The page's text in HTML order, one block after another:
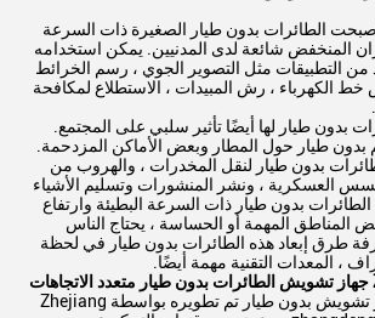
الطائرات بدون طيار الصغيرة ذات السرعة
المنخفض شائعة لدى المدنيين. يمكن استخدامه
من التطبيقات مثل التصوير الجوي ، رسم الخرائط
خط الكهرباء ، رش المبيدات ، الاستطلاع لمكافحة
بدون طيار لها أيضًا تأثير سلبي على المجتمع.
بدون طيار حول المطار وبعض الأماكن المزدحمة.
بدون طيار لنقل المخدرات ، والهروب من
العسكرية ، ونشر المنشورات وتسليم الأشياء
بدون طيار ذات السرعة البطيئة وارتفاع
المناطق المهمة أو الحساسة ، يحتاج الناس
طرق إبعاد هذه الطائرات بدون طيار في لحظة
، المعدات التقنية مهمة أيضًا.
ZD-GR040-2000-4 جهاز تشويش الطائرات بدون طيار متعدد الاتجاهات
هو أحدث جهاز تشويش بدون طيار تم تطويره بواسطة Zhejiang